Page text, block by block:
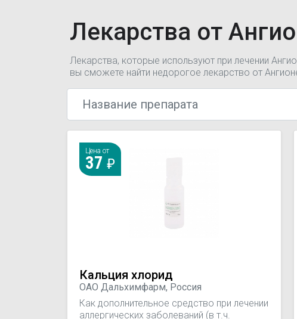
Лекарства от
Лекарства, которые используют при лечении
вы сможете найти недорогое лекарство от
Цена от
37
Кальция хлорид
ОАО Дальхимфарм, Россия
Как дополнительное средство при лечении
аллергических заболеваний (в т.ч.